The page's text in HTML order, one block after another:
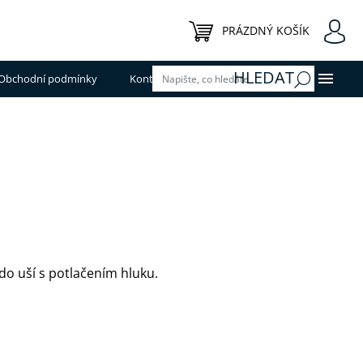
HLEDAT
NÁKUPNÍ KOŠÍK
PRÁZDNÝ KOŠÍK
podmínky
Kontakty
uší s potlačením hluku.